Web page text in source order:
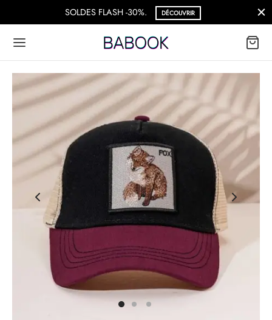
SOLDES FLASH -30%. DÉCOUVRIR